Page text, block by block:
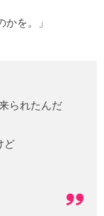
を。」
られたんだ
ど